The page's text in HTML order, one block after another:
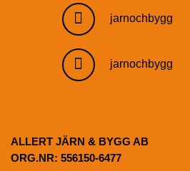
jarnochbygg
jarnochbygg
ALLERT JÄRN & BYGG AB
ORG.NR: 556150-6477